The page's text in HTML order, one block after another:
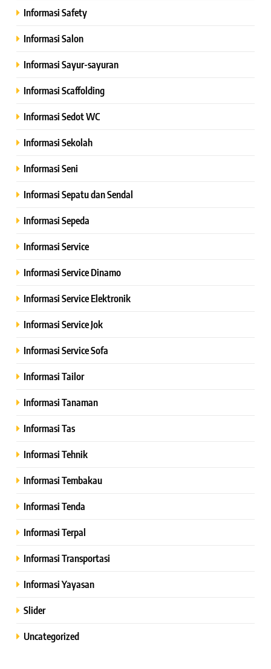
Informasi Safety
Informasi Salon
Informasi Sayur-sayuran
Informasi Scaffolding
Informasi Sedot WC
Informasi Sekolah
Informasi Seni
Informasi Sepatu dan Sendal
Informasi Sepeda
Informasi Service
Informasi Service Dinamo
Informasi Service Elektronik
Informasi Service Jok
Informasi Service Sofa
Informasi Tailor
Informasi Tanaman
Informasi Tas
Informasi Tehnik
Informasi Tembakau
Informasi Tenda
Informasi Terpal
Informasi Transportasi
Informasi Yayasan
Slider
Uncategorized